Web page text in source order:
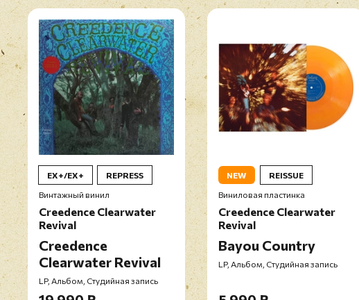
EX+/EX+
REPRESS
Винтажный винил
Creedence Clearwater
Revival
Creedence
Clearwater Revival
LP, Альбом, Студийная запись
NEW
REISSUE
Виниловая пластинка
Creedence Clearwater
Revival
Bayou Country
LP, Альбом, Студийная запись